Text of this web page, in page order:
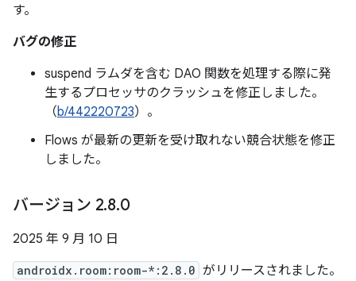
す。
バグの修正
suspend ラムダを含む DAO 関数を処理する際に発
生するプロセッサのクラッシュを修正しました。
（b/442220723）。
Flows が最新の更新を受け取れない競合状態を修正
しました。
バージョン 2.8.0
2025 年 9 月 10 日
androidx.room:room-*:2.8.0 がリリースされました。